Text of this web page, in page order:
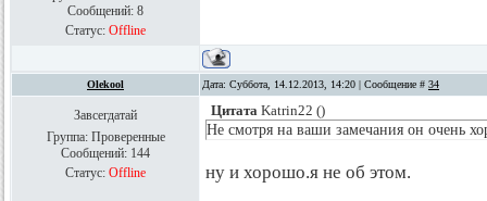
Сообщений: 8
Статус: Offline
Olekool Дата: Суббота, 14.12.2013, 14:20 | Сообщение # 34
Завсегдатай
Группа: Проверенные
Сообщений: 144
Статус: Offline
Цитата Katrin22 ()
Не смотря на ваши замечания он очень
ну и хорошо.я не об этом.